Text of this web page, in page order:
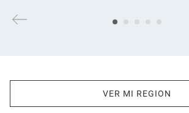
VER MI REGION